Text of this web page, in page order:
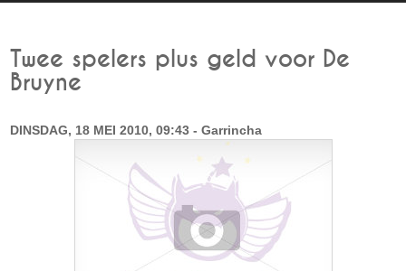
Twee spelers plus geld voor De
Bruyne
DINSDAG, 18 MEI 2010, 09:43 - Garrincha